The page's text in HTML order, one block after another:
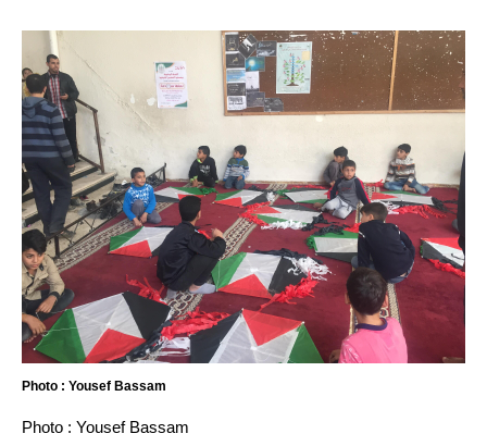
Photo : Yousef Bassam
Photo : Yousef Bassam